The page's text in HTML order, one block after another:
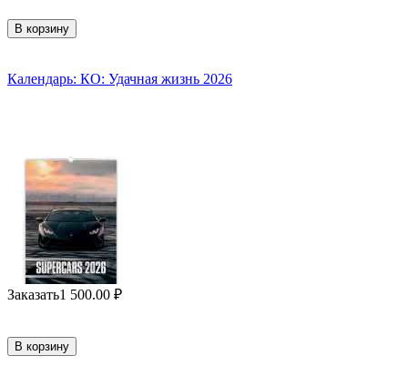
В корзину
Календарь: КО: Удачная жизнь 2026
Заказать1 500.00 ₽
В корзину